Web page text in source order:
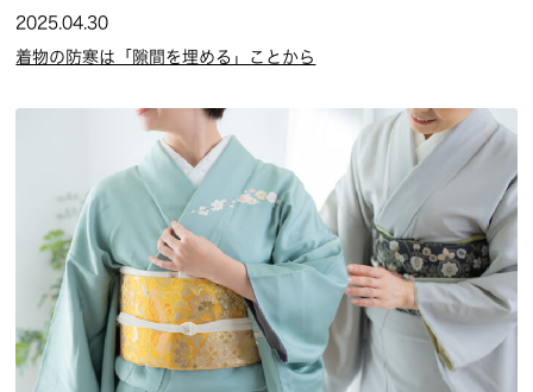
2025.04.30
着物の防寒は「隙間を埋める」ことから